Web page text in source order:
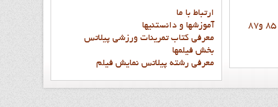
ارتباط با ما
آموزشها و دانستنيها
معرفي کتاب تمرينات ورزشي پيلاتس
بخش فيلمها
معرفي رشته پيلاتس نمايش فيلم